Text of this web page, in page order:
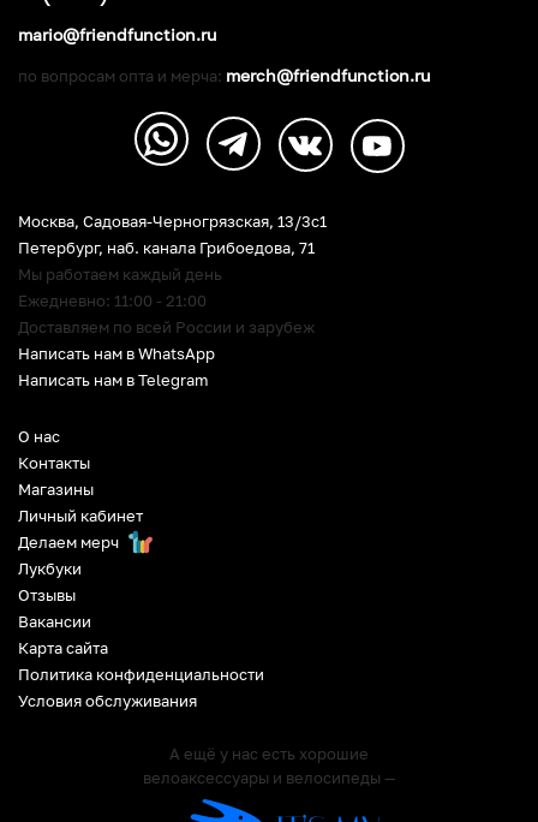
О нас
Контакты
Магазины
Личный кабинет
Делаем мерч
Лукбуки
Отзывы
Вакансии
Карта сайта
Политика конфиденциальности
Условия обслуживания
А ещё у нас есть хорошие
велоаксессуары и велосипеды —
Москва, Садовая-Черногрязская, 13/3c1
Петербург, наб. канала Грибоедова, 71
Мы работаем каждый день
Ежедневно: 11:00 - 21:00
Доставляем по всей России и зарубеж
Написать нам в WhatsApp
Написать нам в Telegram
mario@friendfunction.ru
по вопросам опта и мерча: merch@friendfunction.ru